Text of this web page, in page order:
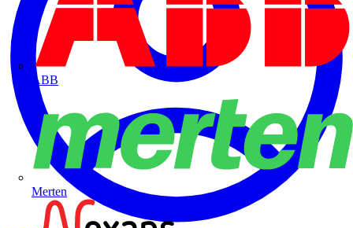
ABB
Merten